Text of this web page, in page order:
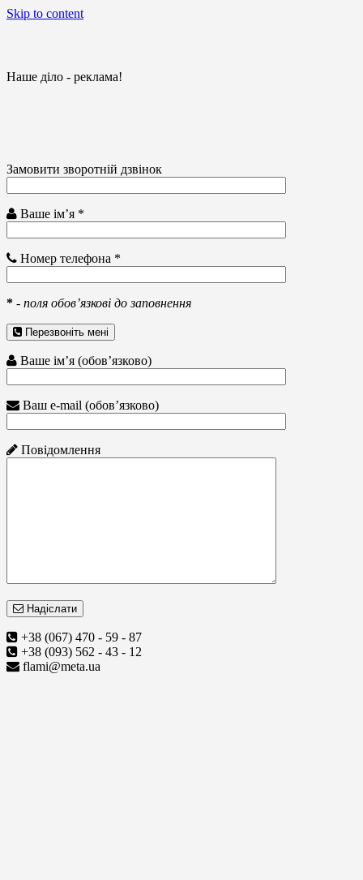
Skip to content
Наше діло - реклама!
Замовити зворотній дзвінок
Ваше ім’я *
Номер телефона *
* - поля обов’язкові до заповнення
Перезвоніть мені
Ваше ім’я (обов’язково)
Ваш e-mail (обов’язково)
Повідомлення
Надіслати
+38 (067) 470 - 59 - 87
+38 (093) 562 - 43 - 12
flami@meta.ua